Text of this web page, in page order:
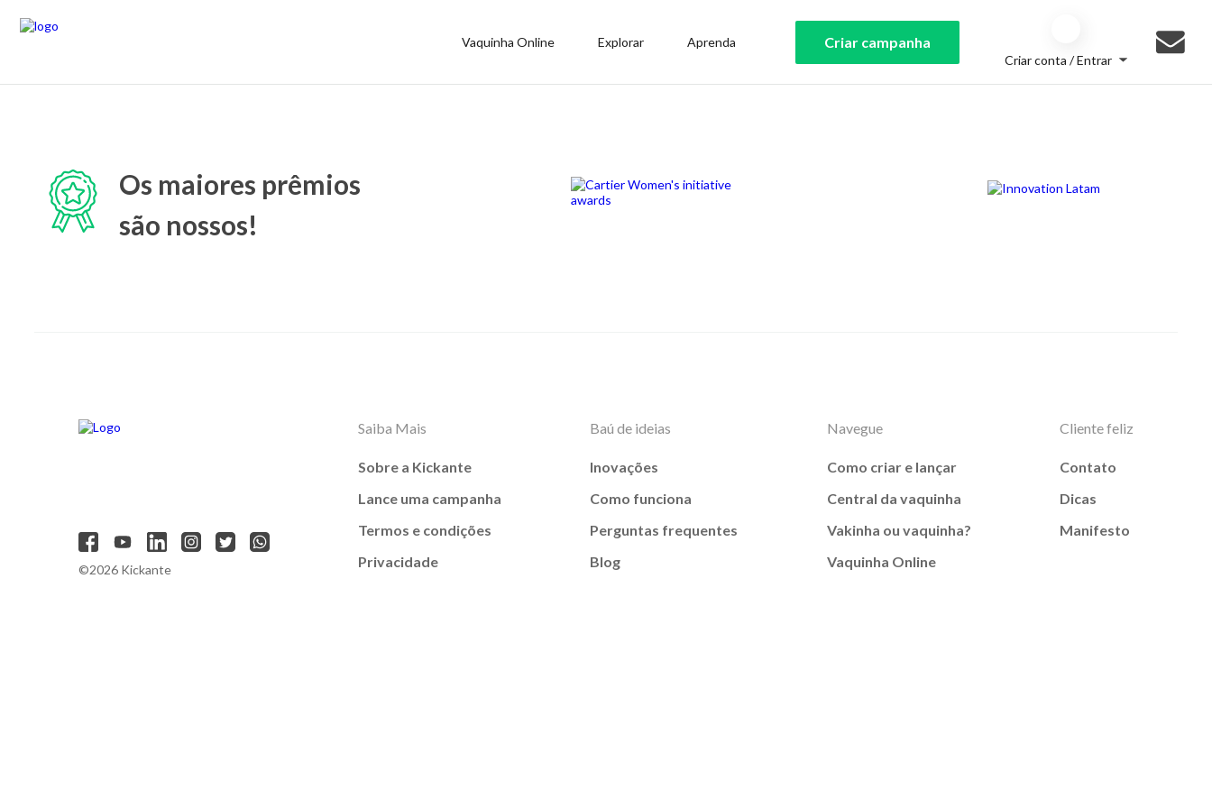
Vaquinha Online Explorar Aprenda Criar campanha
Criar conta / Entrar
Os maiores prêmios
são nossos!
©2026 Kickante
Saiba Mais
Sobre a Kickante
Lance uma campanha
Termos e condições
Privacidade
Baú de ideias
Inovações
Como funciona
Perguntas frequentes
Blog
Navegue
Como criar e lançar
Central da vaquinha
Vakinha ou vaquinha?
Vaquinha Online
Cliente feliz
Contato
Dicas
Manifesto